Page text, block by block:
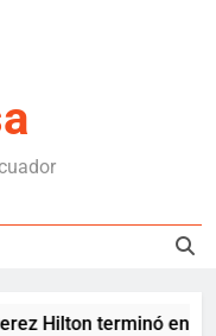
Hilton terminó en